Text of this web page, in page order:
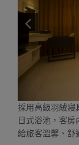
採用高級羽絨寢
日式浴池，客
給旅客溫馨、舒